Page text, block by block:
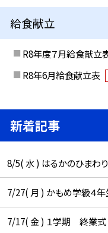
給食献立
R8年度７月給食献立
R8年6月給食献立表
新着記事
8/5( 水 ) はるかのひまわ
7/27( 月 ) かもめ学級４
7/17( 金 ) １学期 終業